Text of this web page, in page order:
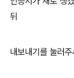
뒤
내보내기를 눌러주